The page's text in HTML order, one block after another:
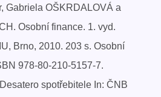
Gabriela OŠKRDALOVÁ a
Osobní finance. 1. vyd.
Brno, 2010. 203 s. Osobní
978-80-210-5157-7.
spotřebitele In: ČNB